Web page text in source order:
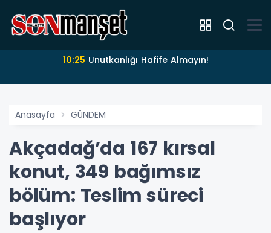
10:25 Unutkanlığı Hafife Almayın!
Anasayfa GÜNDEM
Akçadağ’da 167 kırsal
konut, 349 bağımsız
bölüm: Teslim süreci
başlıyor